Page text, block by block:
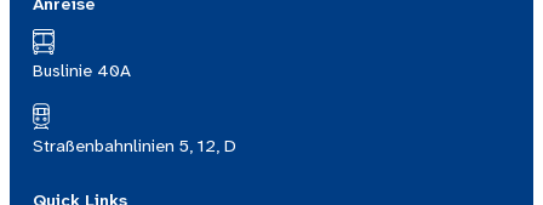
Buslinie 40A
Straßenbahnlinien 5, 12, D